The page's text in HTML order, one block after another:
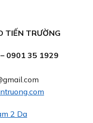
TIẾN TRƯỜNG
0901 35 1929
2 Da